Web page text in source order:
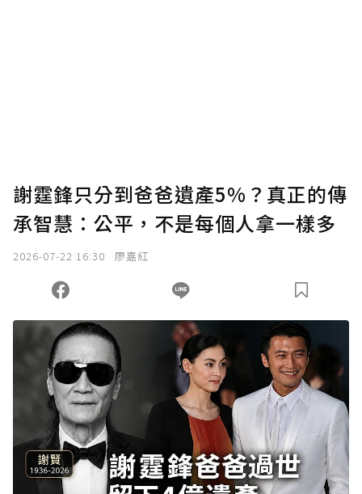
謝霆鋒只分到爸爸遺產5%？真正的傳
承智慧：公平，不是每個人拿一樣多
2026-07-22 16:30 廖嘉紅